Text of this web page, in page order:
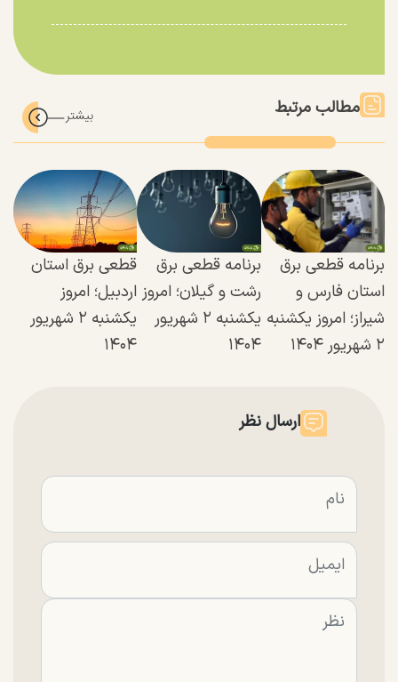
مطالب مرتبط
برنامه قطعی برق
استان فارس و
شیراز؛ امروز یکشنبه
۲ شهریور ۱۴۰۴
برنامه قطعی برق
رشت و گیلان؛ امروز
یکشنبه ۲ شهریور
۱۴۰۴
قطعی برق استان
اردبیل؛ امروز
یکشنبه ۲ شهریور
۱۴۰۴
ارسال نظر